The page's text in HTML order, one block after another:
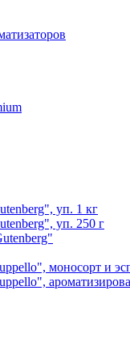
уп. 1 кг
уп. 250 г
моносорт и